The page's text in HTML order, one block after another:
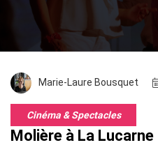
Marie-Laure Bousquet
Cinéma & Spectacles
Molière à La Lucarne